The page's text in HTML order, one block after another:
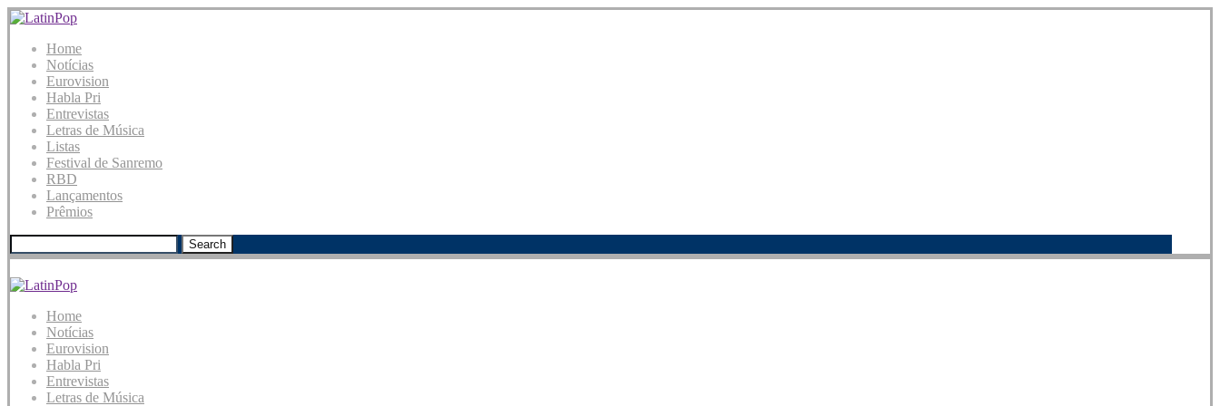
Home
Notícias
Eurovision
Habla Pri
Entrevistas
Letras de Música
Listas
Festival de Sanremo
RBD
Lançamentos
Prêmios
Search
Home
Notícias
Eurovision
Habla Pri
Entrevistas
Letras de Música